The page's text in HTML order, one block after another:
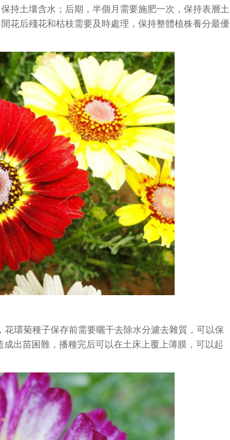
持土壤含水；后期，半個月需要施肥一次，保持表層土
花后殘花和枯枝需要及時處理，保持整體植株養分最優
環菊種子保存前需要曬干去除水分濾去雜質，可以保
出苗困難，播種完后可以在土床上覆上薄膜，可以起